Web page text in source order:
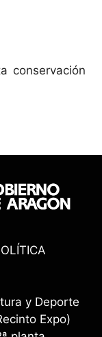
conservación
y Deporte
Expo)